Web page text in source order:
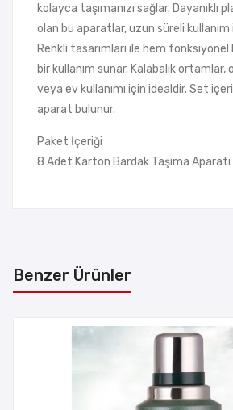
kolayca taşımanızı sağlar.
olan bu aparatlar, uzun süreli
Renkli tasarımları ile hem
bir kullanım sunar. Kalabalık ortamlar,
veya ev kullanımı için idealdir. Set
aparat bulunur.
Paket İçeriği
8 Adet Karton Bardak Taşıma Aparatı
Benzer Ürünler